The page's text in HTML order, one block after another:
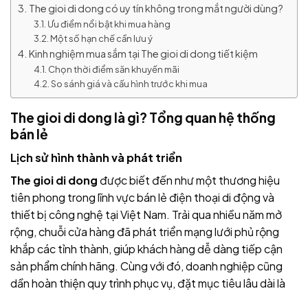
The gioi di dong có uy tín không trong mắt người dùng?
Ưu điểm nổi bật khi mua hàng
Một số hạn chế cần lưu ý
Kinh nghiệm mua sắm tại The gioi di dong tiết kiệm
Chọn thời điểm săn khuyến mãi
So sánh giá và cấu hình trước khi mua
The gioi di dong là gì? Tổng quan hệ thống
bán lẻ
Lịch sử hình thành và phát triển
The gioi di dong được biết đến như một thương hiệu
tiên phong trong lĩnh vực bán lẻ điện thoại di động và
thiết bị công nghệ tại Việt Nam. Trải qua nhiều năm mở
rộng, chuỗi cửa hàng đã phát triển mạng lưới phủ rộng
khắp các tỉnh thành, giúp khách hàng dễ dàng tiếp cận
sản phẩm chính hãng. Cùng với đó, doanh nghiệp cũng
dần hoàn thiện quy trình phục vụ, đặt mục tiêu lâu dài là